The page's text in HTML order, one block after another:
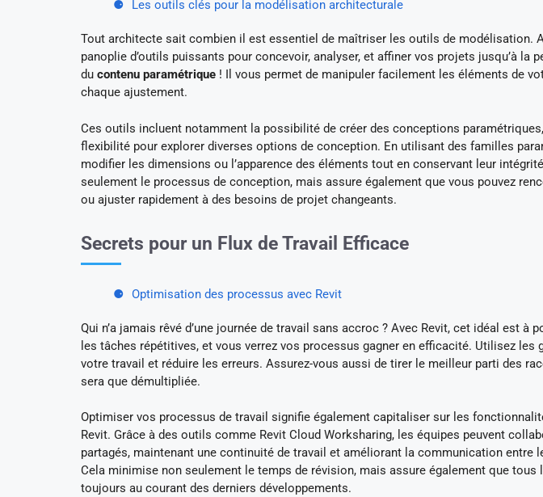
Les outils clés pour la modélisation architecturale
Tout architecte sait combien il est essentiel de maîtriser les outils de modélisation.
panoplie d’outils puissants pour concevoir, analyser, et affiner vos projets jusqu’à la
du contenu paramétrique ! Il vous permet de manipuler facilement les éléments de
chaque ajustement.
Ces outils incluent notamment la possibilité de créer des conceptions
flexibilité pour explorer diverses options de conception. En utilisant des familles
modifier les dimensions ou l’apparence des éléments tout en conservant leur
seulement le processus de conception, mais assure également que vous pouvez
ou ajuster rapidement à des besoins de projet changeants.
Secrets pour un Flux de Travail Efficace
Optimisation des processus avec Revit
Qui n’a jamais rêvé d’une journée de travail sans accroc ? Avec Revit, cet idéal est à
les tâches répétitives, et vous verrez vos processus gagner en efficacité. Utilisez
votre travail et réduire les erreurs. Assurez-vous aussi de tirer le meilleur parti des
sera que démultipliée.
Optimiser vos processus de travail signifie également capitaliser sur les
Revit. Grâce à des outils comme Revit Cloud Worksharing, les équipes peuvent
partagés, maintenant une continuité de travail et améliorant la communication entre
Cela minimise non seulement le temps de révision, mais assure également que
toujours au courant des derniers développements.